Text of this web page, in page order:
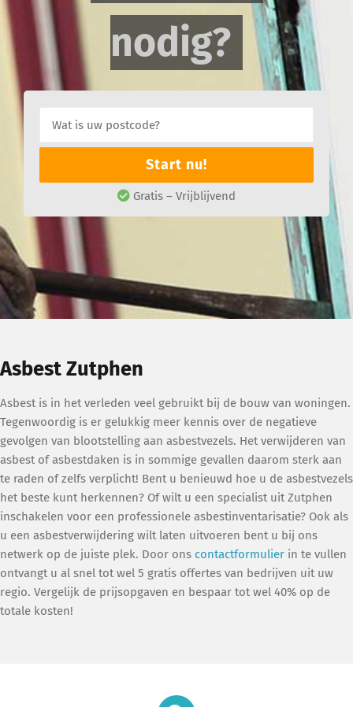
nodig?
Start nu!
Gratis – Vrijblijvend
Asbest Zutphen
Asbest is in het verleden veel gebruikt bij de bouw van woningen.
Tegenwoordig is er gelukkig meer kennis over de negatieve
gevolgen van blootstelling aan asbestvezels. Het verwijderen van
asbest of asbestdaken is in sommige gevallen daarom sterk aan
te raden of zelfs verplicht! Bent u benieuwd hoe u de asbestvezels
het beste kunt herkennen? Of wilt u een specialist uit Zutphen
inschakelen voor een professionele asbestinventarisatie? Ook als
u een asbestverwijdering wilt laten uitvoeren bent u bij ons
netwerk op de juiste plek. Door ons contactformulier in te vullen
ontvangt u al snel tot wel 5 gratis offertes van bedrijven uit uw
regio. Vergelijk de prijsopgaven en bespaar tot wel 40% op de
totale kosten!